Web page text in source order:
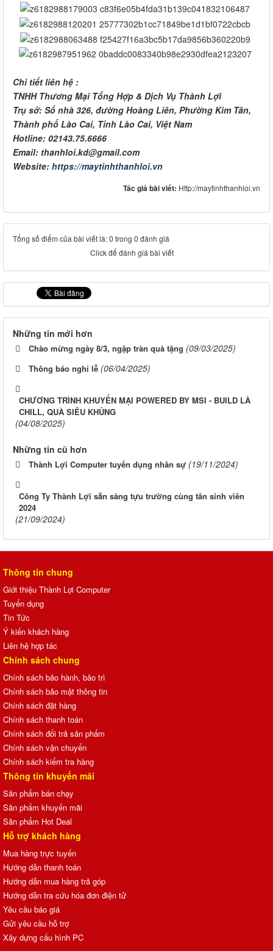
Chi tiết liên hệ :
TNHH Thương Mại Tổng Hợp & Dịch Vụ Thành Lợi
Trụ sở: Số nhà 326, đường Hoàng Liên, Phường Kim Tân,
Thành phố Lào Cai, Tỉnh Lào Cai, Việt Nam
Hotline: 02143.75.6666
Email: thanhloi.kd@gmail.com
Website: https://maytinhthanhloi.vn
Tác giả bài viết: Http://maytinhthanhloi.vn
Tổng số điểm của bài viết là: 0 trong 0 đánh giá
Click để đánh giá bài viết
Những tin mới hơn
Chào mừng ngày 8/3, ngập tràn quà tặng (09/03/2025)
Thông báo nghỉ lễ (06/04/2025)
CHƯƠNG TRÌNH KHUYẾN MẠI POWERED BY MSI - BUILD LÀ
CHILL, QUÀ SIÊU KHỦNG
(04/08/2025)
Những tin cũ hơn
Thành Lợi Computer tuyển dụng nhân sự (19/11/2024)
Công Ty Thành Lợi sẵn sàng tựu trường cùng tân sinh viên
2024
(21/09/2024)
Thông tin chung
Giới thiệu Thành Lợi Computer
Tuyển dụng
Tin Tức
Ý kiến khách hàng
Liên hệ hợp tác
Chính sách chung
Chính sách bảo hành, bảo trì
Chính sách bảo mật thông tin
Chính sách đặt hàng
Chính sách thanh toán
Chính sách đổi trả sản phẩm
Chính sách vận chuyển
Chính sách kiểm tra hàng
Thông tin khuyến mãi
Sản phẩm bán chạy
Sản phẩm khuyến mãi
Sản phẩm Hot Deal
Hỗ trợ khách hàng
Mua hàng trực tuyến
Hướng dẫn thanh toán
Hướng dẫn mua hàng trả góp
Hướng dẫn tra cứu hóa đơn điện tử
Yêu cầu báo giá
Gửi yêu cầu hỗ trợ
Xây dựng cấu hình PC